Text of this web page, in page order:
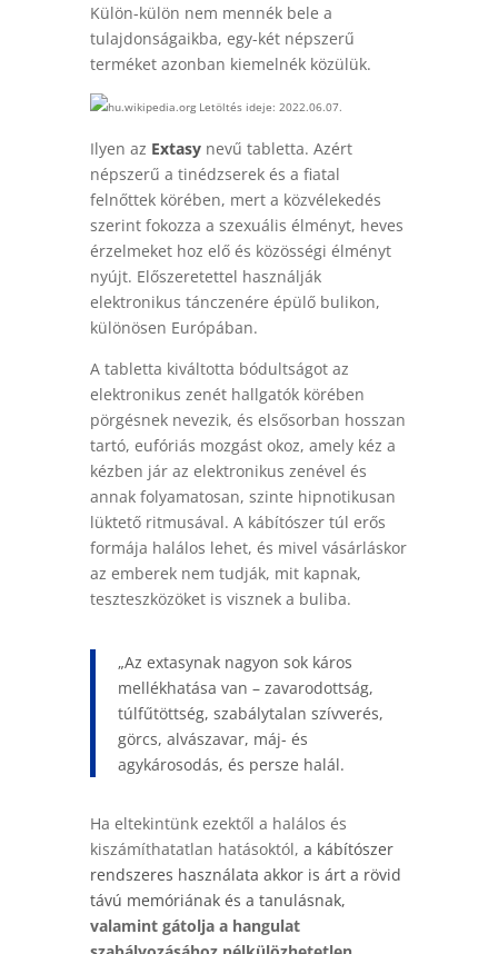
Külön-külön nem mennék bele a
tulajdonságaikba, egy-két népszerű
terméket azonban kiemelnék közülük.
hu.wikipedia.org Letöltés ideje: 2022.06.07.
Ilyen az Extasynevű tabletta. Azért
népszerű a tinédzserek és a fiatal
felnőttek körében, mert a közvélekedés
szerint fokozza a szexuális élményt, heves
érzelmeket hoz elő és közösségi élményt
nyújt. Előszeretettel használják
elektronikus tánczenére épülő bulikon,
különösen Európában.
A tabletta kiváltotta bódultságot az
elektronikus zenét hallgatók körében
pörgésnek nevezik, és elsősorban hosszan
tartó, eufóriás mozgást okoz, amely kéz a
kézben jár az elektronikus zenével és
annak folyamatosan, szinte hipnotikusan
lüktető ritmusával. A kábítószer túl erős
formája halálos lehet, és mivel vásárláskor
az emberek nem tudják, mit kapnak,
teszteszközöket is visznek a buliba.
„Az extasynak nagyon sok káros
mellékhatása van – zavarodottság,
túlfűtöttség, szabálytalan szívverés,
görcs, alvászavar, máj- és
agykárosodás, és persze halál.
Ha eltekintünk ezektől a halálos és
kiszámíthatatlan hatásoktól, a kábítószer
rendszeres használata akkor is árt a rövid
távú memóriának és a tanulásnak,
valamint gátolja a hangulat